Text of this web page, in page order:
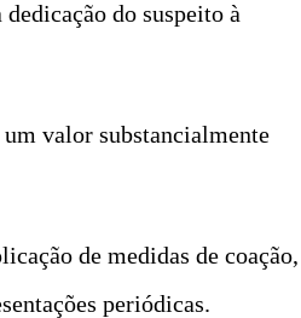
do suspeito à
valor substancialmente
de medidas de coação,
periódicas.